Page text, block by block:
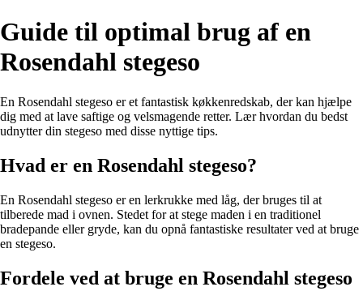
Guide til optimal brug af en
Rosendahl stegeso
En Rosendahl stegeso er et fantastisk køkkenredskab, der kan hjælpe
dig med at lave saftige og velsmagende retter. Lær hvordan du bedst
udnytter din stegeso med disse nyttige tips.
Hvad er en Rosendahl stegeso?
En Rosendahl stegeso er en lerkrukke med låg, der bruges til at
tilberede mad i ovnen. Stedet for at stege maden i en traditionel
bradepande eller gryde, kan du opnå fantastiske resultater ved at bruge
en stegeso.
Fordele ved at bruge en Rosendahl stegeso